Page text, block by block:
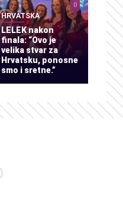
HRVATSKA
LELEK nakon
finala: “Ovo je
velika stvar za
Hrvatsku, ponosne
smo i sretne.”
0